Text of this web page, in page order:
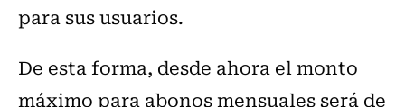
para sus usuarios.
De esta forma, desde ahora el monto
máximo para abonos mensuales será de